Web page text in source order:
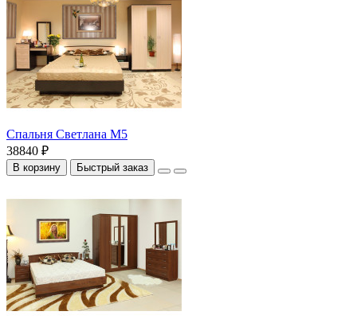
Спальня Светлана М5
38840 ₽
В корзину Быстрый заказ